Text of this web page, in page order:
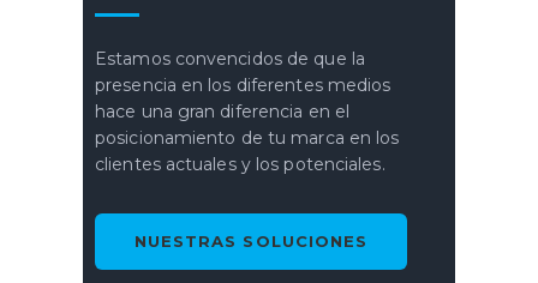
Estamos convencidos de que la
presencia en los diferentes medios
hace una gran diferencia en el
posicionamiento de tu marca en los
clientes actuales y los potenciales.
NUESTRAS SOLUCIONES